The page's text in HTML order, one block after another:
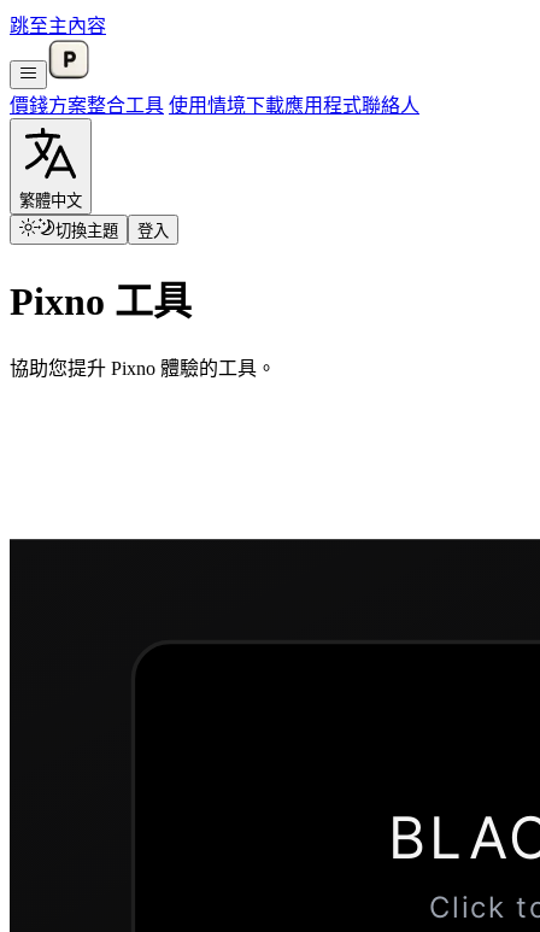
跳至主內容
價錢方案整合工具 使用情境下載應用程式聯絡人
繁體中文
切換主題
登入
Pixno 工具
協助您提升 Pixno 體驗的工具。